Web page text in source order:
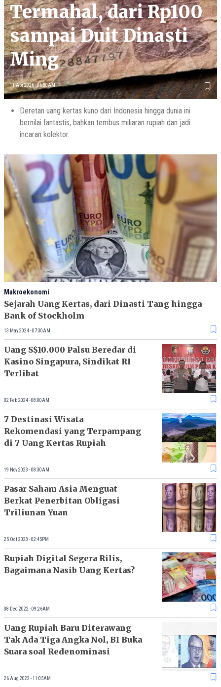
Termahal, dari Rp100
sampai Duit Dinasti
Ming
11 Apr 2026 - 06:30AM
Deretan uang kertas kuno dari Indonesia hingga dunia ini
bernilai fantastis, bahkan tembus miliaran rupiah dan jadi
incaran kolektor.
Makroekonomi
Sejarah Uang Kertas, dari Dinasti Tang hingga
Bank of Stockholm
13 May 2024 - 07:30AM
Uang S$10.000 Palsu Beredar di
Kasino Singapura, Sindikat RI
Terlibat
02 Feb 2024 - 08:00AM
7 Destinasi Wisata
Rekomendasi yang Terpampang
di 7 Uang Kertas Rupiah
19 Nov 2023 - 08:30AM
Pasar Saham Asia Menguat
Berkat Penerbitan Obligasi
Triliunan Yuan
25 Oct 2023 - 02:45PM
Rupiah Digital Segera Rilis,
Bagaimana Nasib Uang Kertas?
08 Dec 2022 - 09:26AM
Uang Rupiah Baru Diterawang
Tak Ada Tiga Angka Nol, BI Buka
Suara soal Redenominasi
26 Aug 2022 - 11:05AM